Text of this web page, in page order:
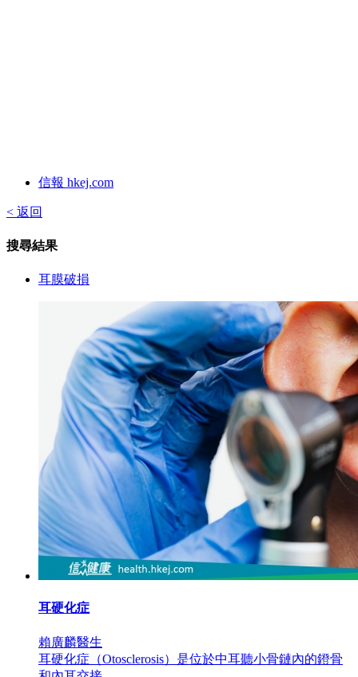
信報 hkej.com
< 返回
搜尋結果
耳膜破損
耳硬化症
賴廣麟醫生
耳硬化症（Otosclerosis）是位於中耳聽小骨鏈內的鐙骨